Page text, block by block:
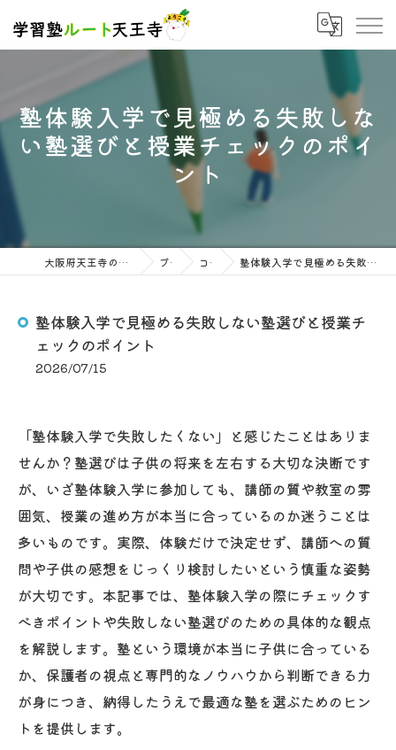
塾体験入学で見極める失敗しな
い塾選びと授業チェックのポイ
ント
大阪府天王寺の塾なら学習塾ルート天王寺 ブログ コラム 塾体験入学で見極める失敗しない塾選びと授業チェックのポイント
塾体験入学で見極める失敗しない塾選びと授業チ
ェックのポイント
2026/07/15
「塾体験入学で失敗したくない」と感じたことはありま
せんか？塾選びは子供の将来を左右する大切な決断です
が、いざ塾体験入学に参加しても、講師の質や教室の雰
囲気、授業の進め方が本当に合っているのか迷うことは
多いものです。実際、体験だけで決定せず、講師への質
問や子供の感想をじっくり検討したいという慎重な姿勢
が大切です。本記事では、塾体験入学の際にチェックす
べきポイントや失敗しない塾選びのための具体的な観点
を解説します。塾という環境が本当に子供に合っている
か、保護者の視点と専門的なノウハウから判断できる力
が身につき、納得したうえで最適な塾を選ぶためのヒン
トを提供します。